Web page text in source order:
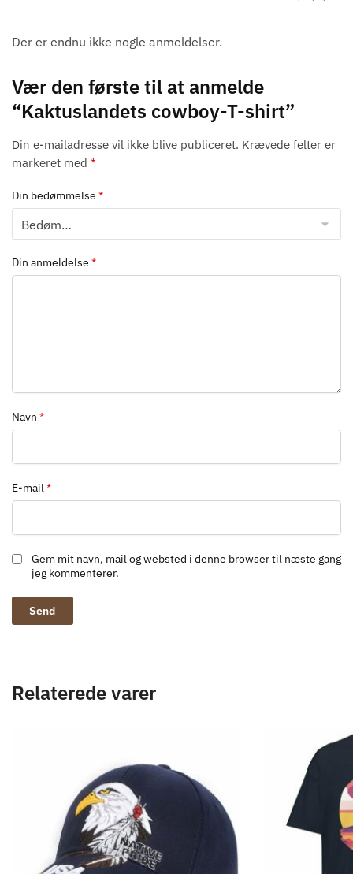
Der er endnu ikke nogle anmeldelser.
Vær den første til at anmelde
“Kaktuslandets cowboy-T-shirt”
Din e-mailadresse vil ikke blive publiceret. Krævede felter er
markeret med *
Din bedømmelse *
Din anmeldelse *
Navn *
E-mail*
Gem mit navn, mail og websted i denne browser til næste gang
jeg kommenterer.
Relaterede varer